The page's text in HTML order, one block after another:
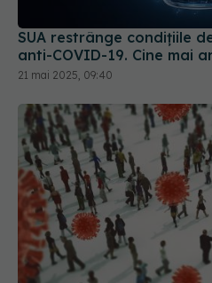
SUA restrânge condiţiile
anti-COVID-19. Cine mai
21 mai 2025, 09:40